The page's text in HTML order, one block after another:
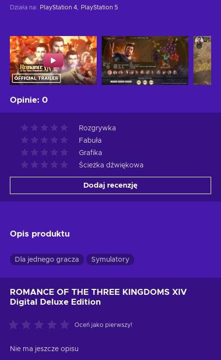
Działa na: PlayStation 4 PlayStation 5
Opinie: 0
Rozgrywka
Fabuła
Grafika
Ścieżka dźwiękowa
Dodaj recenzję
Opis produktu
Dla jednego gracza Symulatory
ROMANCE OF THE THREE KINGDOMS XIV
Digital Deluxe Edition
Oceń jako pierwszy!
Nie ma jeszcze opisu